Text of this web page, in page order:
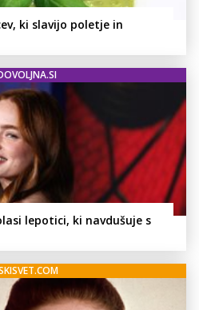
ki slavijo poletje in
lepotici, ki navdušuje s